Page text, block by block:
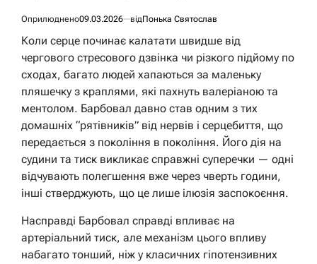
Оприлюднено09.03.2026 відПонька Святослав
Коли серце починає калатати швидше від
чергового стресового дзвінка чи різкого підйому по
сходах, багато людей хапаються за маленьку
пляшечку з краплями, які пахнуть валеріаною та
ментолом. Барбовал давно став одним з тих
домашніх “рятівників” від нервів і серцебиття, що
передається з покоління в покоління. Його дія на
судини та тиск викликає справжні суперечки — одні
відчувають полегшення вже через чверть години,
інші стверджують, що це лише ілюзія заспокоєння.
Насправді Барбовал справді впливає на
артеріальний тиск, але механізм цього впливу
набагато тонший, ніж у класичних гіпотензивних